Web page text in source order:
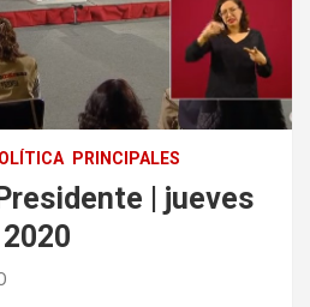
PRINCIPALES
| jueves